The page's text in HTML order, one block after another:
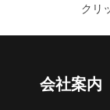
クリ
会社案内